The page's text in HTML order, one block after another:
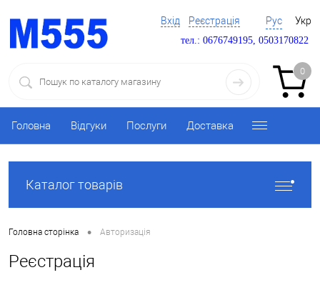
Вхід Реєстрація Рус Укр
тел.: 0676749195, 0503170822
0
Головна Відгуки Послуги Доставка
Каталог товарів
Головна сторінка • Авторизація
Реєстрація